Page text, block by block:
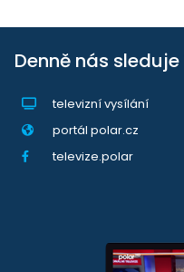
Denně nás sleduje
televizní vysílání
portál polar.cz
televize.polar